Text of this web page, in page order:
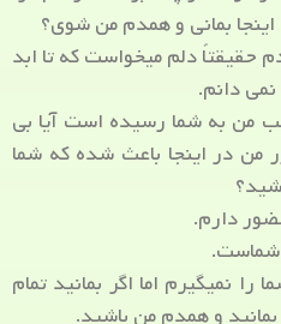
بمانی و همدم من شوی؟
حقیقتاً دلم میخواست که تا ابد
نمی دانم.
من به شما رسیده است آیا بی
من در اینجا باعث شده که شما
دارم.
شماست.
نمیگیرم اما اگر بمانید تمام
و همدم من باشید.